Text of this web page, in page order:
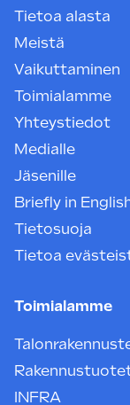
Tietoa alasta
Meistä
Vaikuttaminen
Toimialamme
Yhteystiedot
Medialle
Jäsenille
Briefly in
Tietosuoja
Tietoa
Toimialamme
INFRA